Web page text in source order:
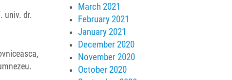
univ. dr.
March 2021
February 2021
January 2021
December 2020
November 2020
October 2020